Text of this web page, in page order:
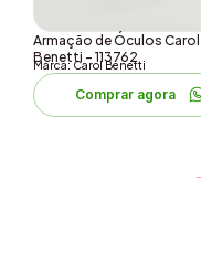
Armação de Óculos Carol
Benetti – 113762
Marca: Carol Benetti
Comprar agora